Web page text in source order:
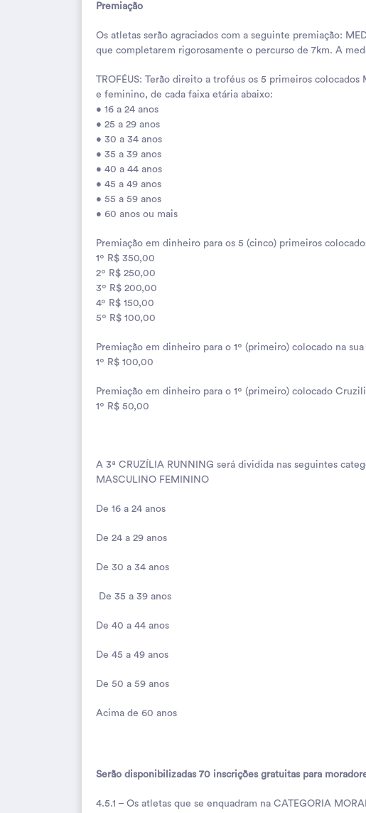
Premiação
Os atletas serão agraciados com a seguinte premiação:
que completarem rigorosamente o percurso de 7km. A
TROFÉUS: Terão direito a troféus os 5 primeiros
e feminino, de cada faixa etária abaixo:
• 16 a 24 anos
• 25 a 29 anos
• 30 a 34 anos
• 35 a 39 anos
• 40 a 44 anos
• 45 a 49 anos
• 55 a 59 anos
• 60 anos ou mais
Premiação em dinheiro para os 5 (cinco) primeiros
1º R$ 350,00
2º R$ 250,00
3º R$ 200,00
4º R$ 150,00
5º R$ 100,00
Premiação em dinheiro para o 1º (primeiro) colocado na
1º R$ 100,00
Premiação em dinheiro para o 1º (primeiro) colocado
1º R$ 50,00
A 3ª CRUZÍLIA RUNNING será dividida nas seguintes
MASCULINO FEMININO
De 16 a 24 anos
De 24 a 29 anos
De 30 a 34 anos
De 35 a 39 anos
De 40 a 44 anos
De 45 a 49 anos
De 50 a 59 anos
Acima de 60 anos
Serão disponibilizadas 70 inscrições gratuitas para
4.5.1 – Os atletas que se enquadram na CATEGORIA